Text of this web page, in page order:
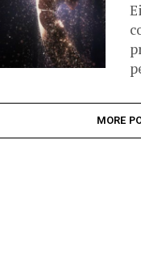
MORE